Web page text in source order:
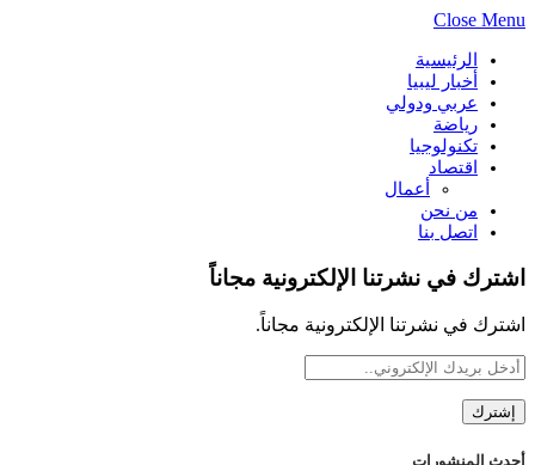
Close Menu
الرئيسية
أخبار ليبيا
عربي ودولي
رياضة
تكنولوجيا
اقتصاد
أعمال
من نحن
اتصل بنا
اشترك في نشرتنا الإلكترونية مجاناً
اشترك في نشرتنا الإلكترونية مجاناً.
أحدث المنشورات